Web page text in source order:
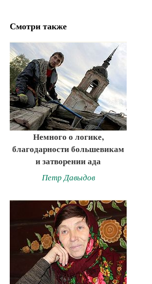
Смотри также
Немного о логике,
благодарности большевикам
и затворении ада
Петр Давыдов